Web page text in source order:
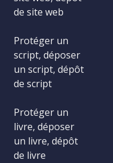
de site web
Protéger un
script, déposer
un script, dépôt
de script
Protéger un
livre, déposer
un livre, dépôt
de livre